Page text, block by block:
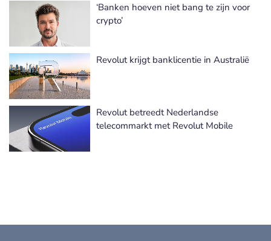
‘Banken hoeven niet bang te zijn voor
crypto’
Revolut krijgt banklicentie in Australië
Revolut betreedt Nederlandse
telecommarkt met Revolut Mobile